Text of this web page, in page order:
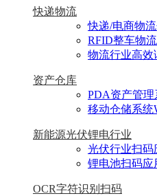
快递物流
快递/电商物
RFID整车物
物流行业高效
资产仓库
PDA资产管理
移动仓储系统
新能源光伏锂电行业
光伏行业扫码
锂电池扫码应
OCR字符识别扫码